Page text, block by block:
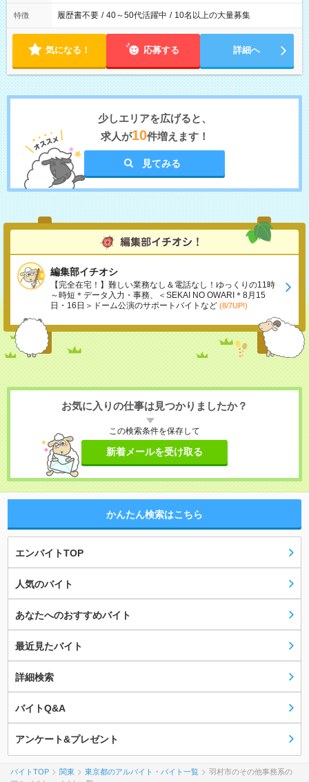
特徴 履歴書不要 / 40～50代活躍中 / 10名以上の大量募集
気になる！ 応募する 詳細へ
少しエリアを広げると、
求人が10件増えます！
見てみる
編集部イチオシ
【完全在宅！】難しい業務なし＆電話なし！ゆっくりの11時
～時短＊データ入力・事務、＜SEKAI NO OWARI＊8月15
日・16日＞ドーム公演のサポートバイトなど (8/7UP!)
お気に入りの仕事は見つかりましたか？
この検索条件を保存して
新着メールを受け取る
かんたん検索はこちら
エンバイトTOP
人気のバイト
あなたへのおすすめバイト
最近見たバイト
詳細検索
バイトQ&A
アンケート&プレゼント
バイトTOP 関東 東京都のアルバイト・バイト一覧
羽村市のその他事務系の